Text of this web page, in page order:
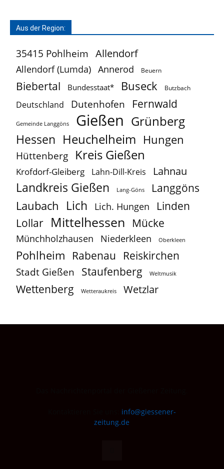
Aus der Region:
35415 Pohlheim Allendorf
Allendorf (Lumda) Annerod Beuern
Biebertal Bundesstaat* Buseck Butzbach
Deutschland Dutenhofen Fernwald
Gemeinde Langgöns Gießen Grünberg
Hessen Heuchelheim Hungen
Hüttenberg Kreis Gießen
Krofdorf-Gleiberg Lahn-Dill-Kreis Lahnau
Landkreis Gießen Lang-Göns Langgöns
Laubach Lich Lich. Hungen
Linden
Lollar Mittelhessen Mücke
Münchholzhausen Niederkleen Oberkleen
Pohlheim Rabenau Reiskirchen
Stadt Gießen Staufenberg Weltmusik
Wettenberg Wetteraukreis Wetzlar
info@giessener-
zeitung.de